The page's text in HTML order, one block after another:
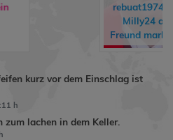
rebuat1974hat
Milly24als
Freund markiert.
kurz vor dem Einschlag ist
h
zum lachen in dem Keller.